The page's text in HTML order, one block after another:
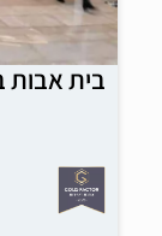
בית אבות